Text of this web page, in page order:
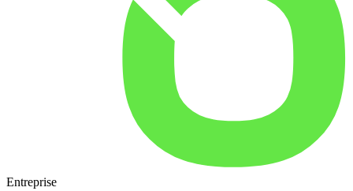
Entreprise